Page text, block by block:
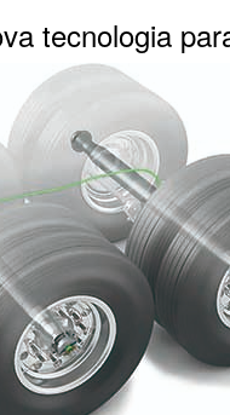
tecnologia